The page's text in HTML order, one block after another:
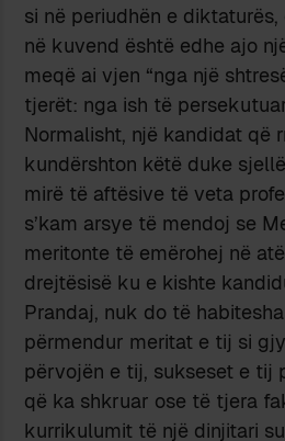
si në periudhën e
në kuvend është edhe ajo
meqë ai vjen “nga një
tjerët: nga ish të
Normalisht, një kandidat që
kundërshton këtë duke
mirë të aftësive të veta
s’kam arsye të mendoj se
meritonte të emërohej në
drejtësisë ku e kishte
Prandaj, nuk do të
përmendur meritat e tij si
përvojën e tij, sukseset e tij
që ka shkruar ose të tjera
kurrikulumit të një dinjitari